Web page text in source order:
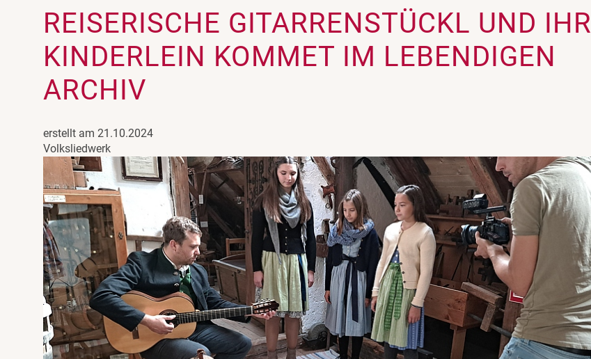
REISERISCHE GITARRENSTÜCKL UND IHR
KINDERLEIN KOMMET IM LEBENDIGEN
ARCHIV
erstellt am 21.10.2024
Volksliedwerk